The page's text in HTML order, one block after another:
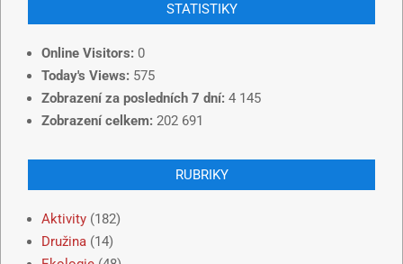
STATISTIKY
Online Visitors: 0
Today's Views: 575
Zobrazení za posledních 7 dní: 4 145
Zobrazení celkem: 202 691
RUBRIKY
Aktivity (182)
Družina (14)